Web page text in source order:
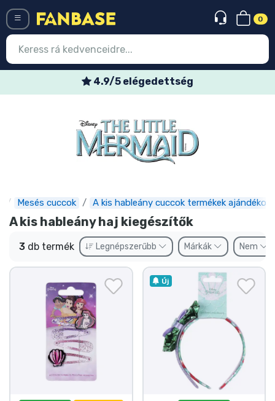
0
4.9/5 elégedettség
Mesés cuccok A kis hableány cuccok termékek ajándékok
A kis hableány haj kiegészítők
3 db termék Legnépszerűbb Márkák Nem
Új
Legújabb cuccok
Express szállítás
Előrendelhető cuccok
Outlet cuccok
Ajándékkártya
Szállítás és fizetés
Sorozatos cuccok
Filmes cuccok